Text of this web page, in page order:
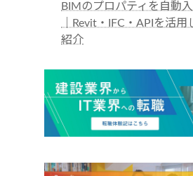
BIMのプロパティを自動
｜Revit・IFC・APIを活用
紹介